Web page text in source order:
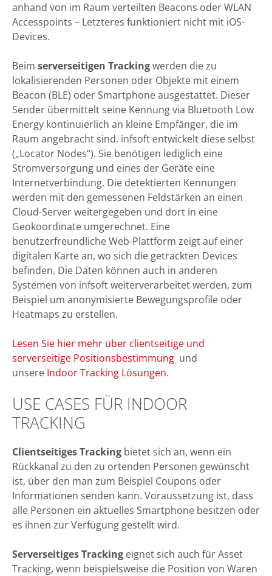
anhand von im Raum verteilten Beacons oder WLAN
Accesspoints – Letzteres funktioniert nicht mit iOS-
Devices.
Beim serverseitigen Trackingwerden die zu
lokalisierenden Personen oder Objekte mit einem
Beacon (BLE) oder Smartphone ausgestattet. Dieser
Sender übermittelt seine Kennung via Bluetooth Low
Energy kontinuierlich an kleine Empfänger, die im
Raum angebracht sind. infsoft entwickelt diese selbst
(„Locator Nodes“). Sie benötigen lediglich eine
Stromversorgung und eines der Geräte eine
Internetverbindung. Die detektierten Kennungen
werden mit den gemessenen Feldstärken an einen
Cloud-Server weitergegeben und dort in eine
Geokoordinate umgerechnet. Eine
benutzerfreundliche Web-Plattform zeigt auf einer
digitalen Karte an, wo sich die getrackten Devices
befinden. Die Daten können auch in anderen
Systemen von infsoft weiterverarbeitet werden, zum
Beispiel um anonymisierte Bewegungsprofile oder
Heatmaps zu erstellen.
Lesen Sie hier mehr über clientseitige und
serverseitige Positionsbestimmung und
unsere Indoor Tracking Lösungen.
USE CASES FÜR INDOOR
TRACKING
Clientseitiges Tracking bietet sich an, wenn ein
Rückkanal zu den zu ortenden Personen gewünscht
ist, über den man zum Beispiel Coupons oder
Informationen senden kann. Voraussetzung ist, dass
alle Personen ein aktuelles Smartphone besitzen oder
es ihnen zur Verfügung gestellt wird.
Serverseitiges Tracking eignet sich auch für Asset
Tracking, wenn beispielsweise die Position von Waren